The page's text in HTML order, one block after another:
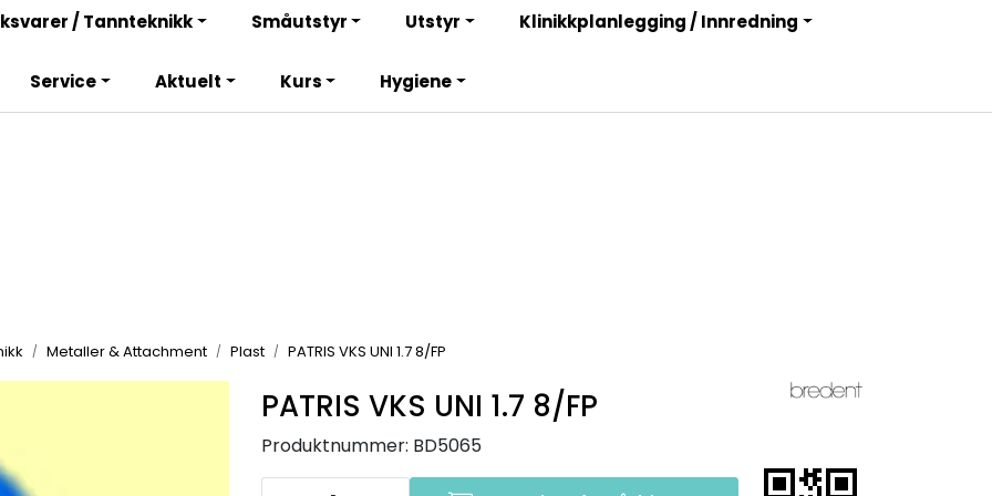
Bli totalkunde og få en rekke fordeler. Les mer!
/ Tannteknikk Småutstyr Utstyr Klinikkplanlegging / Innredning
Service Aktuelt Kurs Hygiene
Metaller & Attachment Plast PATRIS VKS UNI 1.7 8/FP
PATRIS VKS UNI 1.7 8/FP
Produktnummer: BD5065